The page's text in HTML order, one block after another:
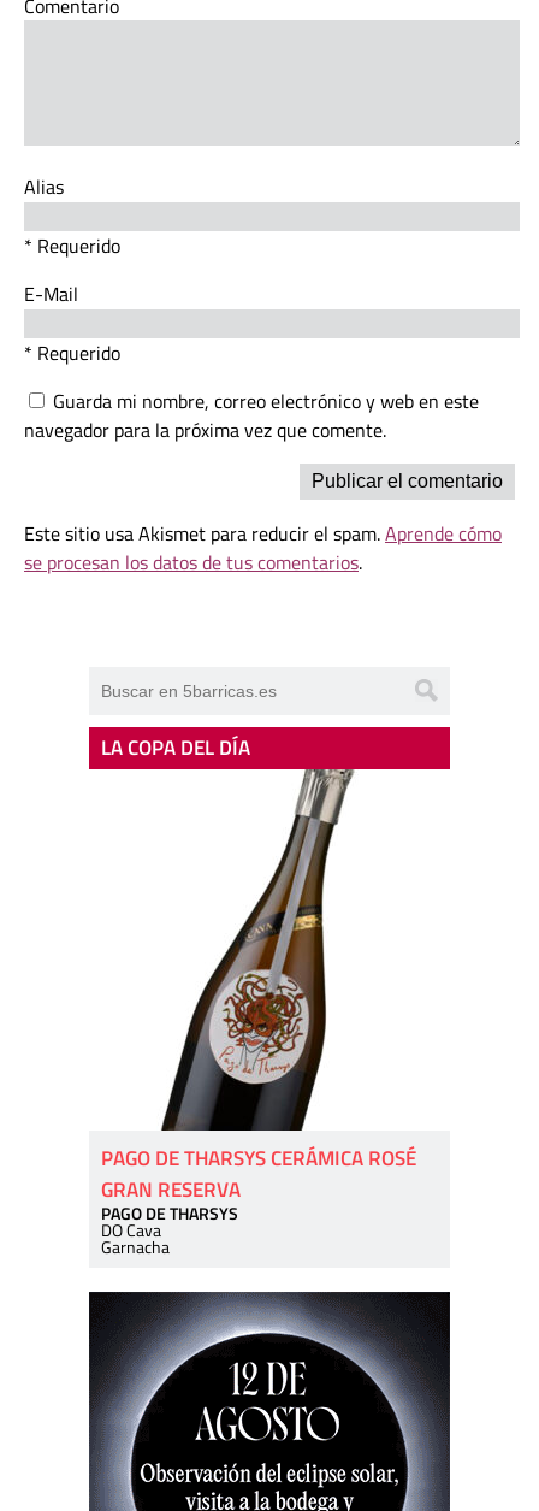
Alias
* Requerido
E-Mail
* Requerido
Guarda mi nombre, correo electrónico y web en este
navegador para la próxima vez que comente.
Este sitio usa Akismet para reducir el spam.Aprende cómo
se procesan los datos de tus comentarios.
LA COPA DEL DÍA
PAGO DE THARSYS CERÁMICA ROSÉ
GRAN RESERVA
PAGO DE THARSYS
DO Cava
Garnacha